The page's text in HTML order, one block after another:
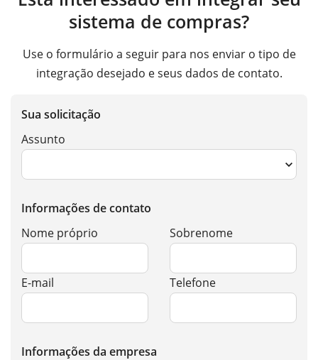
sistema de compras?
Use o formulário a seguir para nos enviar o tipo de
integração desejado e seus dados de contato.
Sua solicitação
Assunto
Informações de contato
Nome próprio
Sobrenome
E-mail Telefone
Informações da empresa